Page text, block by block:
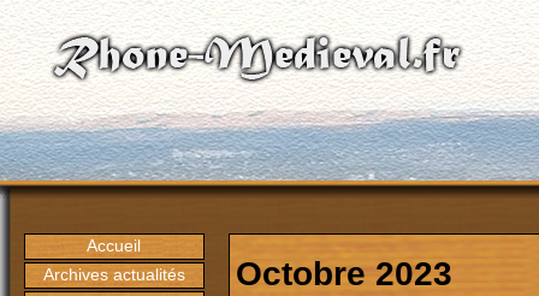
Accueil
Archives actualités
Octobre 2023